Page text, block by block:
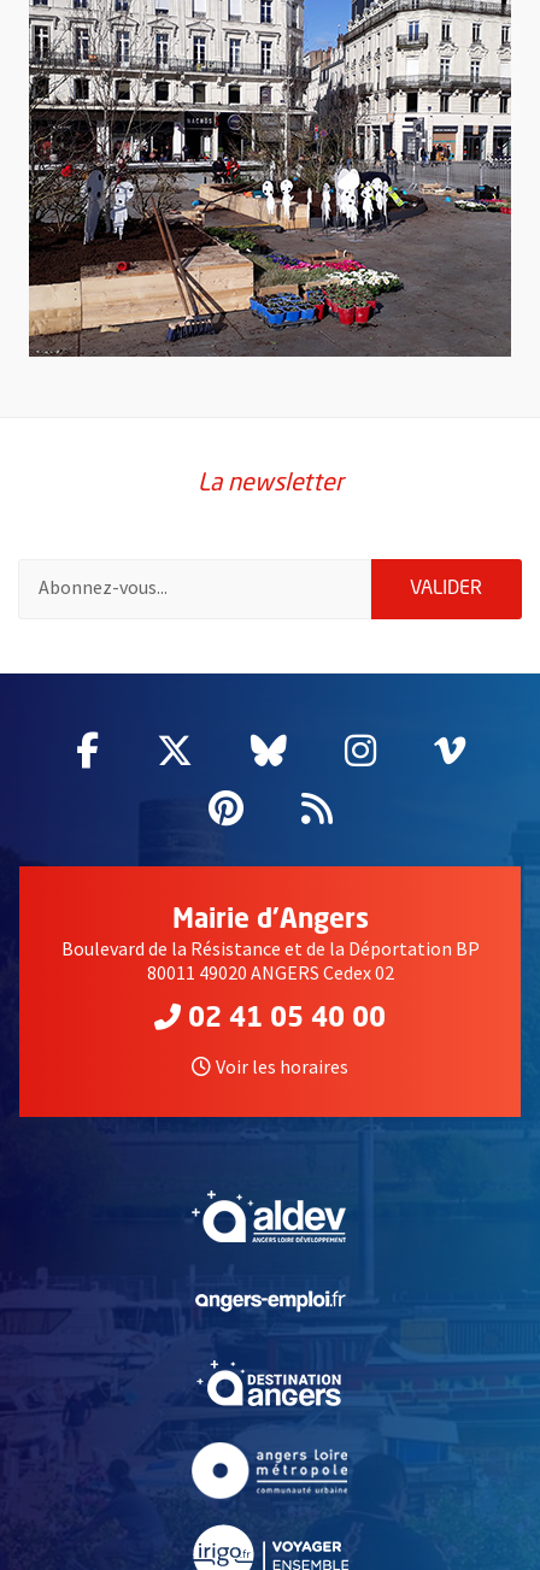
La newsletter
VALIDER
Facebook
, Ouvre une nouvelle fenêtre
Twitter
, Ouvre une nouvelle
Bluesky
, Ouvre une
Instagram
, Ouvre
,
Pinterest
, Ouvre une
Flux RSS
Mairie d'Angers
Boulevard de la Résistance et de la Déportation BP
80011 49020 ANGERS Cedex 02
02 41 05 40 00
Voir les horaires
, Ouvre une nouvelle
, Ouvre une nouvelle